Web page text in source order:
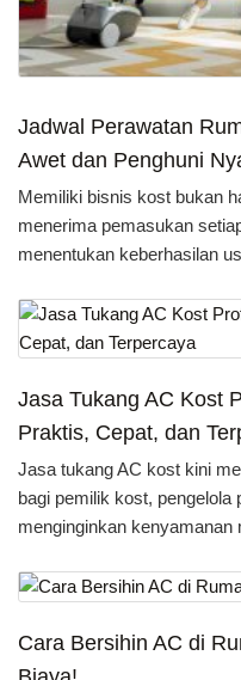
Jadwal Perawatan
Awet dan Penghuni
Memiliki bisnis kost bukan
menerima pemasukan
menentukan keberhasilan
Jasa Tukang AC Kost
Praktis, Cepat, dan
Jasa tukang AC kost kini
bagi pemilik kost, pengelola
menginginkan
Cara Bersihin AC di